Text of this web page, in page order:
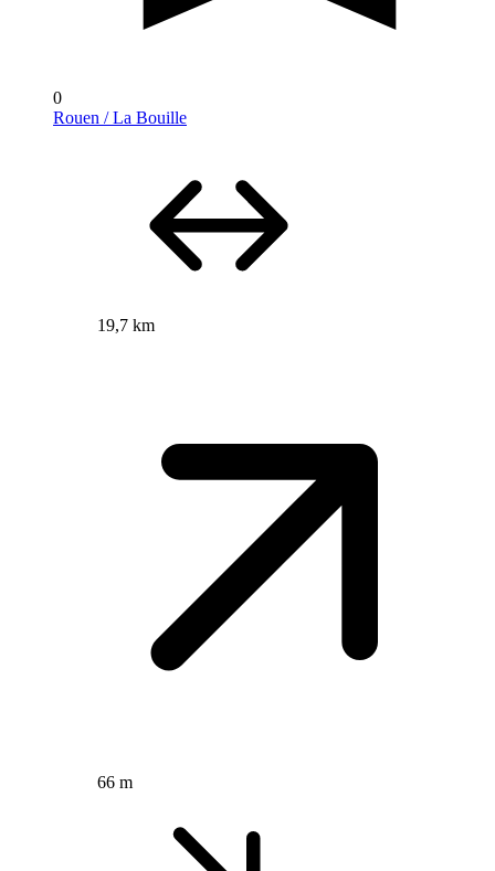
0
Rouen / La Bouille
19,7 km
66 m